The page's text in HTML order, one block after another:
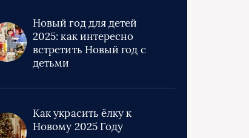
Новый год для детей
2025: как интересно
встретить Новый год с
детьми
Как украсить ёлку к
Новому 2025 Году